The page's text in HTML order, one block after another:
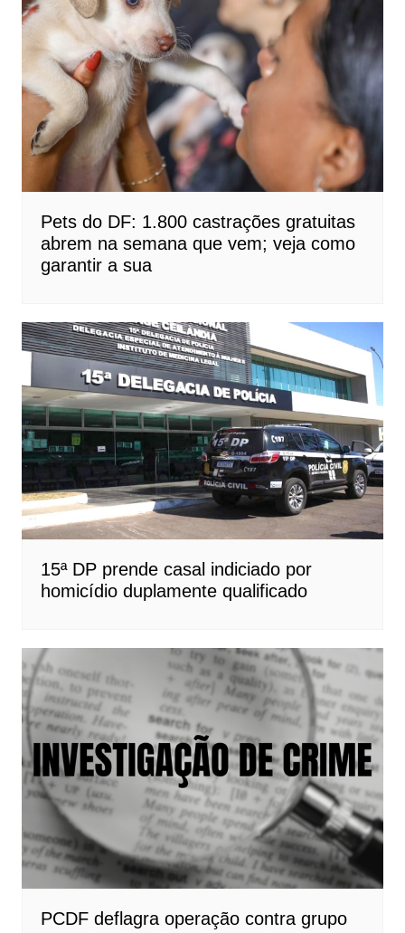
Pets do DF: 1.800 castrações gratuitas
abrem na semana que vem; veja como
garantir a sua
15ª DP prende casal indiciado por
homicídio duplamente qualificado
PCDF deflagra operação contra grupo